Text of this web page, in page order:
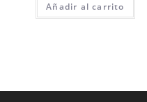
Añadir al carrito